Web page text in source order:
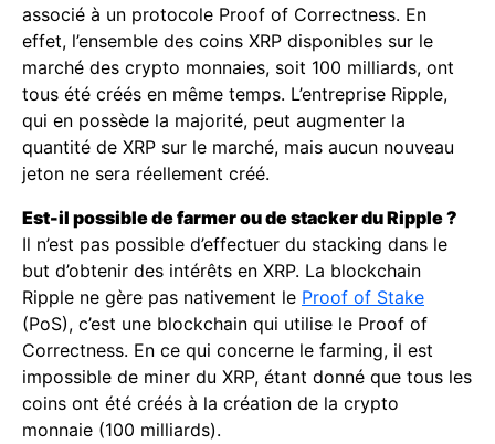
associé à un protocole Proof of Correctness. En
effet, l’ensemble des coins XRP disponibles sur le
marché des crypto monnaies, soit 100 milliards, ont
tous été créés en même temps. L’entreprise Ripple,
qui en possède la majorité, peut augmenter la
quantité de XRP sur le marché, mais aucun nouveau
jeton ne sera réellement créé.
Est-il possible de farmer ou de stacker du Ripple ?
Il n’est pas possible d’effectuer du stacking dans le
but d’obtenir des intérêts en XRP. La blockchain
Ripple ne gère pas nativement le Proof of Stake
(PoS), c’est une blockchain qui utilise le Proof of
Correctness. En ce qui concerne le farming, il est
impossible de miner du XRP, étant donné que tous les
coins ont été créés à la création de la crypto
monnaie (100 milliards).